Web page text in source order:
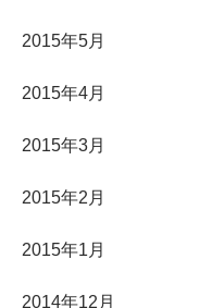
2015年5月
2015年4月
2015年3月
2015年2月
2015年1月
2014年12月